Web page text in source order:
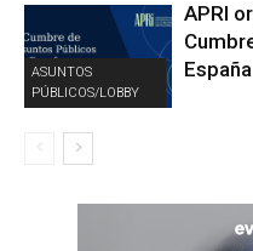
ASUNTOS
PÚBLICOS/LOBBY
APRI
España